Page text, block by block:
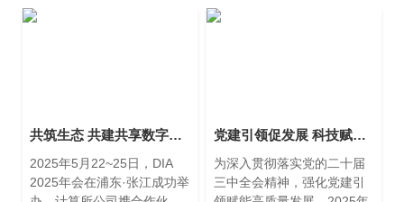
共筑生态 共建共享数字化便利——DIA2025系列总结（一）
2025年5月22~25日，DIA
2025年会在浦东·张江成功举
党建引领促发展 科技赋能新视界——上海市计算技术研究所有限公司与上海交易集团开展共建交流活动
为深入贯彻落实党的二十届
三中全会精神，强化党建引